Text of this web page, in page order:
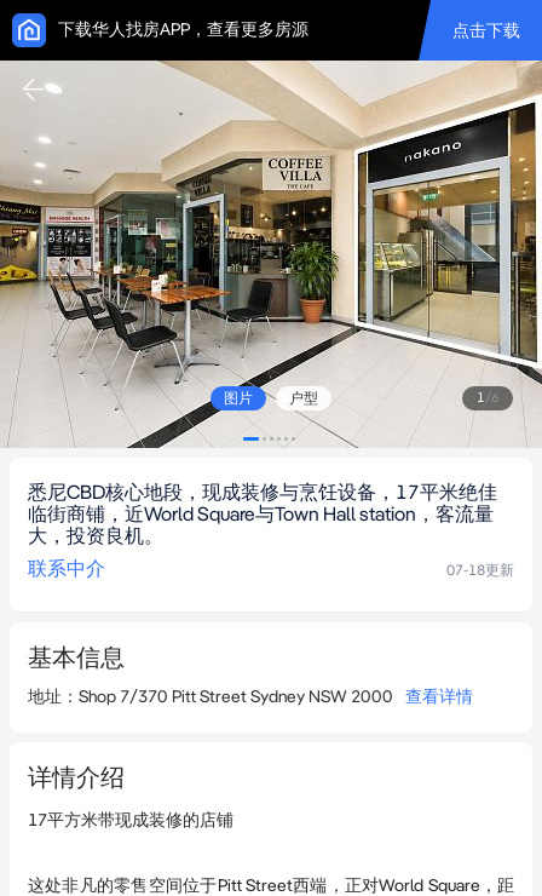
下载华人找房APP，查看更多房源 点击下载
图片 户型 1/6
悉尼CBD核心地段，现成装修与烹饪设备，17平米绝佳
临街商铺，近World Square与Town Hall station，客流量
大，投资良机。
联系中介
07-18更新
基本信息
地址 ： Shop 7/370 Pitt Street Sydney NSW 2000 查看详情
详情介绍
17平方米带现成装修的店铺
这处非凡的零售空间位于Pitt Street西端，正对World Square，距